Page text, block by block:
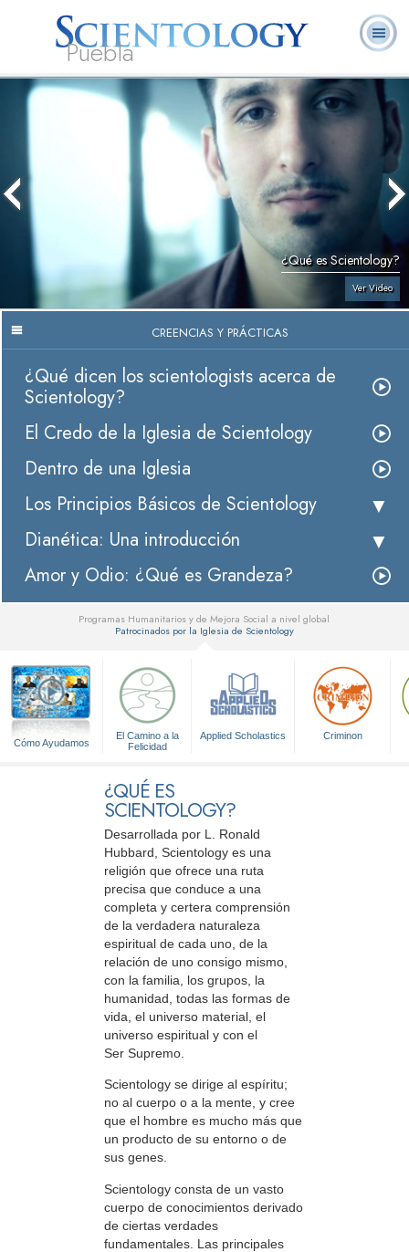
Puebla
L. Ronald
Hubbard
Scientology?
Ministros
Voluntarios
Preguntas
Frecuentes
¿Qué es Scientology?
Ver Video
CREENCIAS Y PRÁCTICAS
¿Qué dicen los scientologists acerca de
Scientology?
El Credo de la Iglesia de Scientology
Dentro de una Iglesia
Los Principios Básicos de Scientology
Dianética: Una introducción
Amor y Odio: ¿Qué es Grandeza?
Programas Humanitarios y de Mejora Social a nivel global
Patrocinados por la Iglesia de Scientology
Cómo Ayudamos
El Camino a la
Felicidad
Applied Scholastics Criminon
¿QUÉ ES
SCIENTOLOGY?
Desarrollada por L. Ronald
Hubbard, Scientology es una
religión que ofrece una ruta
precisa que conduce a una
completa y certera comprensión
de la verdadera naturaleza
espiritual de cada uno, de la
relación de uno consigo mismo,
con la familia, los grupos, la
humanidad, todas las formas de
vida, el universo material, el
universo espiritual y con el
Ser Supremo.
Scientology se dirige al espíritu;
no al cuerpo o a la mente, y cree
que el hombre es mucho más que
un producto de su entorno o de
sus genes.
Scientology consta de un vasto
cuerpo de conocimientos derivado
de ciertas verdades
fundamentales. Las principales